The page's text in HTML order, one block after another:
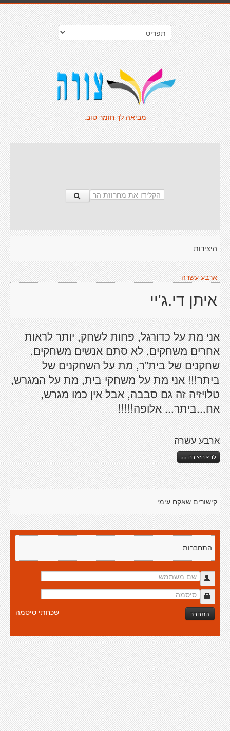
מביאה לך חומר טוב.
היצירות
ארבע עשרה
איתן די.ג'יי
אני מת על כדורגל, פחות לשחק, יותר לראות
אחרים משחקים, לא סתם אנשים משחקים,
שחקנים של בית"ר, מת על השחקנים של
ביתר!!! אני מת על משחקי בית, מת על המגרש,
טלויזיה זה גם סבבה, אבל אין כמו מגרש,
אח...ביתר... אלופה!!!!!
ארבע עשרה
לדף היצירה >>
קישורים שאקח עימי
התחברות
התחבר שכחתי סיסמה